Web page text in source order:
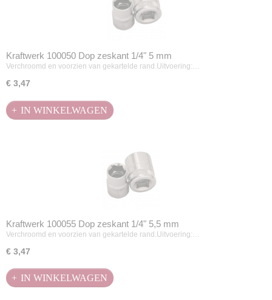
Kraftwerk 100050 Dop zeskant 1/4" 5 mm
Verchroomd en voorzien van gekartelde rand.Uitvoering:…
€ 3,47
IN WINKELWAGEN
Kraftwerk 100055 Dop zeskant 1/4" 5,5 mm
Verchroomd en voorzien van gekartelde rand.Uitvoering:…
€ 3,47
IN WINKELWAGEN